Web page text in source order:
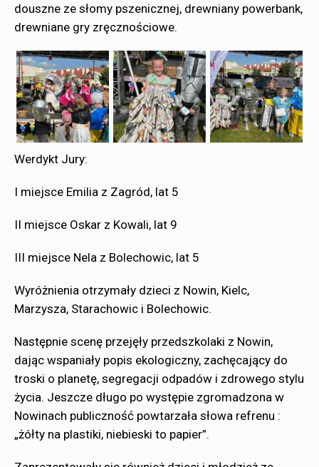
douszne ze słomy pszenicznej, drewniany powerbank,
drewniane gry zręcznościowe.
Werdykt Jury:
I miejsce Emilia z Zagród, lat 5
II miejsce Oskar z Kowali, lat 9
III miejsce Nela z Bolechowic, lat 5
Wyróżnienia otrzymały dzieci z Nowin, Kielc,
Marzysza, Starachowic i Bolechowic.
Następnie scenę przejęły przedszkolaki z Nowin,
dając wspaniały popis ekologiczny, zachęcający do
troski o planetę, segregacji odpadów i zdrowego stylu
życia. Jeszcze długo po występie zgromadzona w
Nowinach publiczność powtarzała słowa refrenu :
„żółty na plastiki, niebieski to papier”.